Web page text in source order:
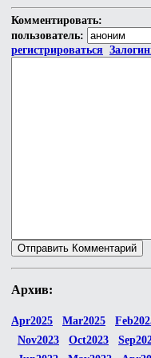
Комментировать:
пользователь:
регистрироваться
Архив:
Apr2025 Mar2025
Nov2023
Oct2023